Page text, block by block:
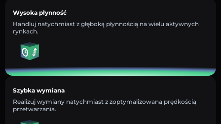
Wysoka płynność
Handluj natychmiast z głęboką płynnością na wielu aktywnych
rynkach.
Szybka wymiana
Realizuj wymiany natychmiast z zoptymalizowaną prędkością
przetwarzania.